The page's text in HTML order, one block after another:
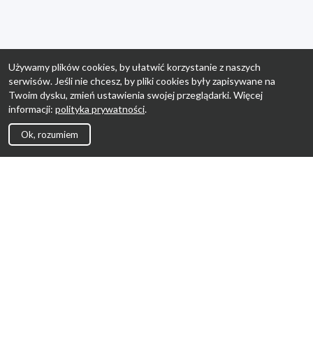
Używamy plików cookies, by ułatwić korzystanie z naszych
serwisów. Jeśli nie chcesz, by pliki cookies były zapisywane na
Twoim dysku, zmień ustawienia swojej przeglądarki. Więcej
informacji: polityka prywatności.
Ok, rozumiem